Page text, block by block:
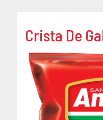
Crista De